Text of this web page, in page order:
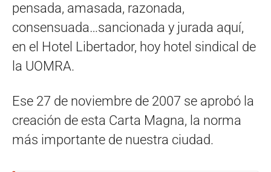
pensada, amasada, razonada,
consensuada…sancionada y jurada aquí,
en el Hotel Libertador, hoy hotel sindical de
la UOMRA.
Ese 27 de noviembre de 2007 se aprobó la
creación de esta Carta Magna, la norma
más importante de nuestra ciudad.